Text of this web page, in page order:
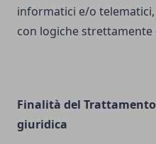
informatici e/o
con logiche
Finalità del
giuridica